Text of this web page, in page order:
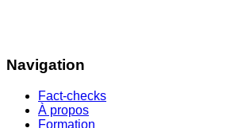
Navigation
Fact-checks
À propos
Formation